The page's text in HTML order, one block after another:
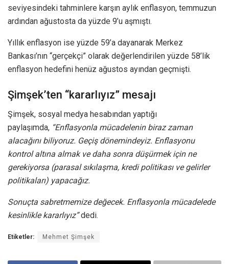
seviyesindeki tahminlere karşın aylık enflasyon, temmuzun
ardından ağustosta da yüzde 9’u aşmıştı.
Yıllık enflasyon ise yüzde 59’a dayanarak Merkez
Bankası’nın “gerçekçi” olarak değerlendirilen yüzde 58’lik
enflasyon hedefini henüz ağustos ayından geçmişti.
Şimşek’ten “kararlıyız” mesajı
Şimşek, sosyal medya hesabından yaptığı
paylaşımda, “Enflasyonla mücadelenin biraz zaman
alacağını biliyoruz. Geçiş dönemindeyiz. Enflasyonu
kontrol altına almak ve daha sonra düşürmek için ne
gerekiyorsa (parasal sıkılaşma, kredi politikası ve gelirler
politikaları) yapacağız.
Sonuçta sabretmemize değecek. Enflasyonla mücadelede
kesinlikle kararlıyız”dedi.
Etiketler: Mehmet Şimşek